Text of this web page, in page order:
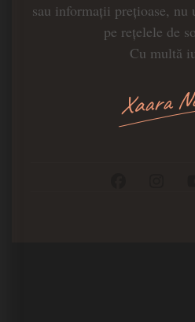
sau informații prețioase, nu
pe rețelele de
Cu multă
Xaara